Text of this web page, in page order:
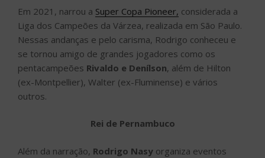
Em 2021, narrou a Super Copa Pioneer, considerada a
Liga dos Campeões da Várzea, realizada em São Paulo.
Nessas andanças e pelo carisma, Rodrigo conheceu e
se tornou amigo de grandes jogadores como os
pentacampeões Rivaldo e Denílson, além de Hilton
(ex-Montpellier), Walter (ex-Fluminense) e vários
outros.
Rei de Pernambuco
Além da narração, Rodrigo Nasy organiza eventos